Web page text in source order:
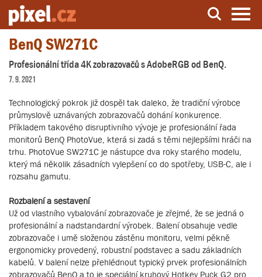
Server o natáčení a zpracování videa
BenQ SW271C
Profesionální třída 4K zobrazovačů s AdobeRGB od BenQ.
7. 9. 2021
Technologický pokrok již dospěl tak daleko, že tradiční výrobce
průmyslově uznávaných zobrazovačů dohání konkurence.
Příkladem takového disruptivního vývoje je profesionální řada
monitorů BenQ PhotoVue, která si zadá s těmi nejlepšími hráči na
trhu. PhotoVue SW271C je nástupce dva roky starého modelu,
který má několik zásadních vylepšení co do spotřeby, USB-C, ale i
rozsahu gamutu.
Rozbalení a sestavení
Už od vlastního vybalování zobrazovače je zřejmé, že se jedná o
profesionální a nadstandardní výrobek. Balení obsahuje vedle
zobrazovače i umě složenou zástěnu monitoru, velmi pěkně
ergonomicky provedený, robustní podstavec a sadu základních
kabelů. V balení nelze přehlédnout typický prvek profesionálních
zobrazovačů BenQ a to je speciální kruhový Hotkey Puck G2 pro